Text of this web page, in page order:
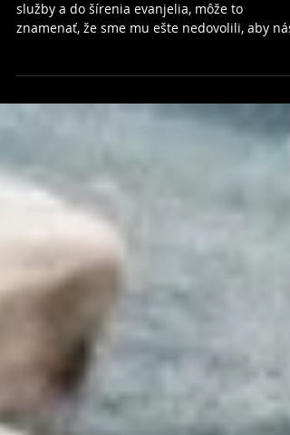
Duchovné slovo: 5.
nedeľa v roku b
Ak naše stretnutie s Ježišom ešte nevyústilo
znamenať, že sme mu ešte nedovolili, aby nás